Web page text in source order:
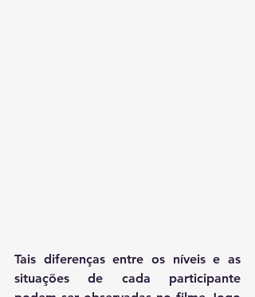
Tais diferenças entre os níveis e as
situações de cada participante